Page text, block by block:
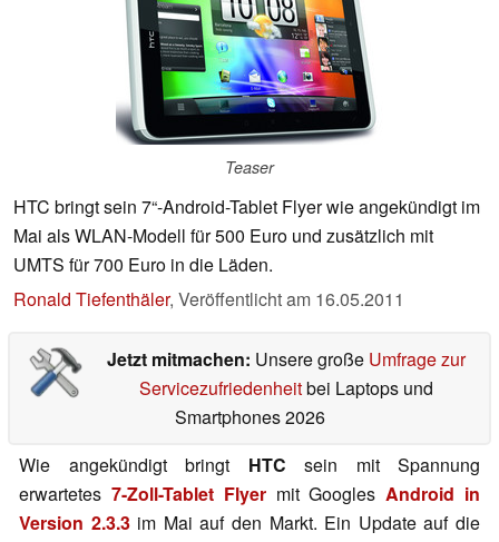
Teaser
HTC bringt sein 7“-Android-Tablet Flyer wie angekündigt im
Mai als WLAN-Modell für 500 Euro und zusätzlich mit
UMTS für 700 Euro in die Läden.
Ronald Tiefenthäler, Veröffentlicht am 16.05.2011
Jetzt mitmachen: Unsere große Umfrage zur
Servicezufriedenheitbei Laptops und
Smartphones 2026
Wie angekündigt bringt HTC sein mit Spannung
erwartetes 7-Zoll-Tablet Flyer mit GooglesAndroid in
Version 2.3.3im Mai auf den Markt. Ein Update auf die